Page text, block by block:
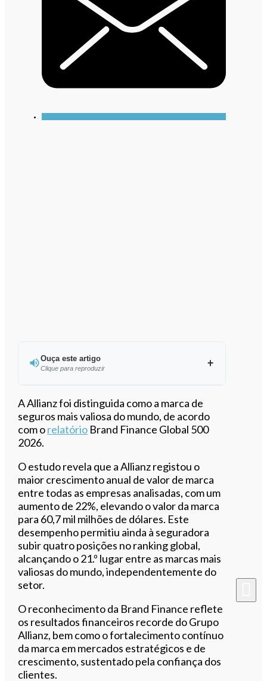
Ouça este artigo
Clique para reproduzir
Ouvir este artigo
A Allianz foi distinguida como a marca de
seguros mais valiosa do mundo, de acordo
com orelatório Brand Finance Global 500
2026.
O estudo revela que a Allianz registou o
maior crescimento anual de valor de marca
entre todas as empresas analisadas, com um
aumento de 22%, elevando o valor da marca
para 60,7 mil milhões de dólares. Este
desempenho permitiu ainda à seguradora
subir quatro posições no ranking global,
alcançando o 21.º lugar entre as marcas mais
valiosas do mundo, independentemente do
setor.
O reconhecimento da Brand Finance reflete
os resultados financeiros recorde do Grupo
Allianz, bem como o fortalecimento contínuo
da marca em mercados estratégicos e de
crescimento, sustentado pela confiança dos
clientes.